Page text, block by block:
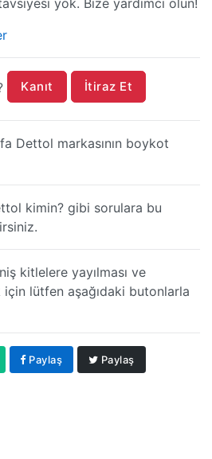
yok. Bize yardımcı olun!
Kanıt İtiraz Et
Dettol markasının boykot
kimin? gibi sorulara bu
kitlelere yayılması ve
için lütfen aşağıdaki butonlarla
Paylaş Paylaş